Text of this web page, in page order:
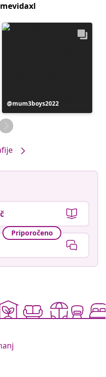
Objavo
je
objavil
mum3boys2022
Priporočeno